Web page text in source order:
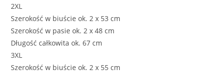
2XL
Szerokość w biuście ok. 2 x 53 cm
Szerokość w pasie ok. 2 x 48 cm
Długość całkowita ok. 67 cm
3XL
Szerokość w biuście ok. 2 x 55 cm